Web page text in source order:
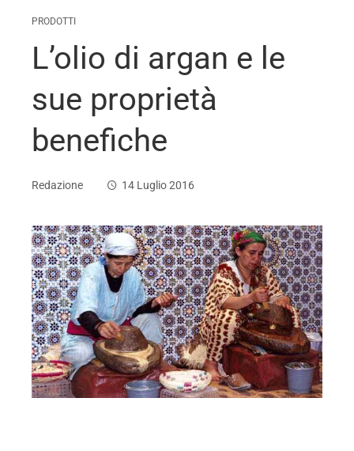
PRODOTTI
L’olio di argan e le
sue proprietà
benefiche
Redazione 14 Luglio 2016